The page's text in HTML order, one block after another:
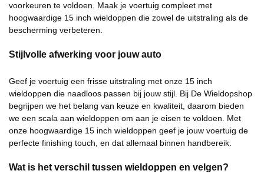
voorkeuren te voldoen. Maak je voertuig compleet met
hoogwaardige 15 inch wieldoppen die zowel de uitstraling als de
bescherming verbeteren.
Stijlvolle afwerking voor jouw auto
Geef je voertuig een frisse uitstraling met onze 15 inch
wieldoppen die naadloos passen bij jouw stijl. Bij De Wieldopshop
begrijpen we het belang van keuze en kwaliteit, daarom bieden
we een scala aan wieldoppen om aan je eisen te voldoen. Met
onze hoogwaardige 15 inch wieldoppen geef je jouw voertuig de
perfecte finishing touch, en dat allemaal binnen handbereik.
Wat is het verschil tussen wieldoppen en velgen?